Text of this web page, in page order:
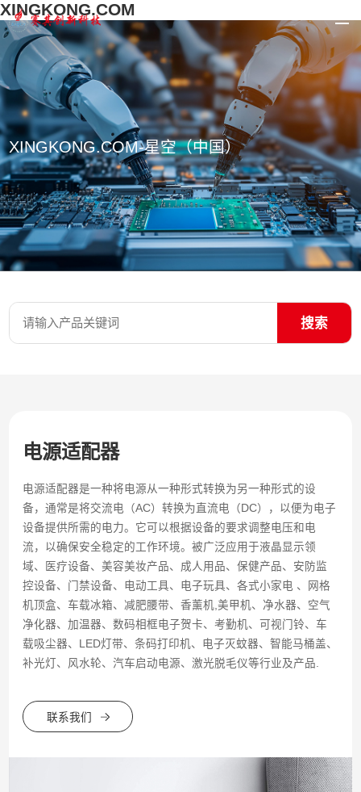
XINGKONG.COM
XINGKONG.COM-星空（中国）
搜索
电源适配器
电源适配器是一种将电源从一种形式转换为另一种形式的设
备，通常是将交流电（AC）转换为直流电（DC），以便为电子
设备提供所需的电力。它可以根据设备的要求调整电压和电
流，以确保安全稳定的工作环境。被广泛应用于液晶显示领
域、医疗设备、美容美妆产品、成人用品、保健产品、安防监
控设备、门禁设备、电动工具、电子玩具、各式小家电 、网格
机顶盒、车载冰箱、减肥腰带、香薰机,美甲机、净水器、空气
净化器、加温器、数码相框电子贺卡、考勤机、可视门铃、车
载吸尘器、LED灯带、条码打印机、电子灭蚊器、智能马桶盖、
补光灯、风水轮、汽车启动电源、激光脱毛仪等行业及产品.
联系我们